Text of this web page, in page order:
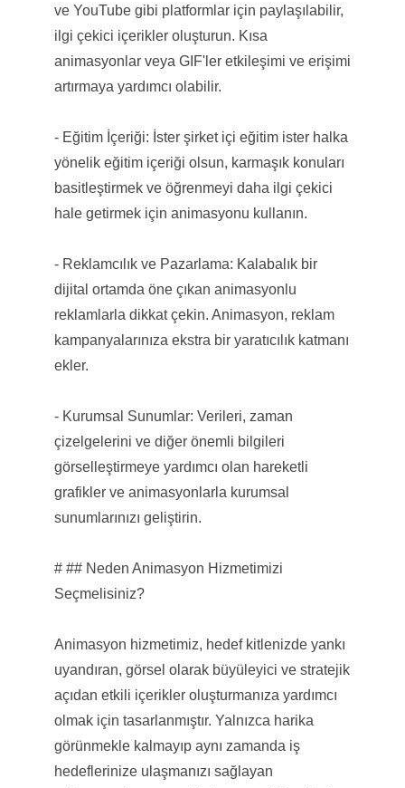
ve YouTube gibi platformlar için paylaşılabilir,
ilgi çekici içerikler oluşturun. Kısa
animasyonlar veya GIF'ler etkileşimi ve erişimi
artırmaya yardımcı olabilir.
- Eğitim İçeriği: İster şirket içi eğitim ister halka
yönelik eğitim içeriği olsun, karmaşık konuları
basitleştirmek ve öğrenmeyi daha ilgi çekici
hale getirmek için animasyonu kullanın.
- Reklamcılık ve Pazarlama: Kalabalık bir
dijital ortamda öne çıkan animasyonlu
reklamlarla dikkat çekin. Animasyon, reklam
kampanyalarınıza ekstra bir yaratıcılık katmanı
ekler.
- Kurumsal Sunumlar: Verileri, zaman
çizelgelerini ve diğer önemli bilgileri
görselleştirmeye yardımcı olan hareketli
grafikler ve animasyonlarla kurumsal
sunumlarınızı geliştirin.
# ## Neden Animasyon Hizmetimizi
Seçmelisiniz?
Animasyon hizmetimiz, hedef kitlenizde yankı
uyandıran, görsel olarak büyüleyici ve stratejik
açıdan etkili içerikler oluşturmanıza yardımcı
olmak için tasarlanmıştır. Yalnızca harika
görünmekle kalmayıp aynı zamanda iş
hedeflerinize ulaşmanızı sağlayan